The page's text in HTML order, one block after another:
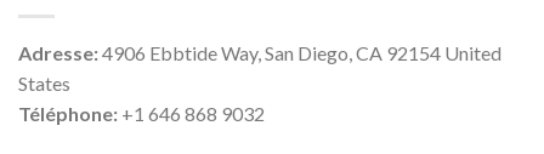
Adresse:4906 Ebbtide Way, San Diego, CA 92154 United
States
Téléphone: +1 646 868 9032